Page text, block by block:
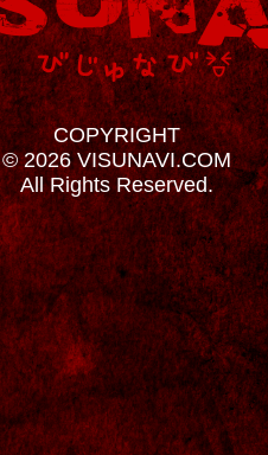
COPYRIGHT
© 2026 VISUNAVI.COM
All Rights Reserved.